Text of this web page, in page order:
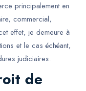
principalement en
commercial,
effet, je demeure à
et le cas échéant,
judiciaires.
de